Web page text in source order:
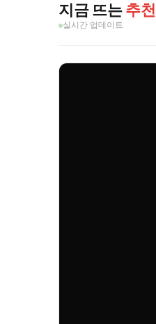
지금 뜨는추
실시간 업데이트